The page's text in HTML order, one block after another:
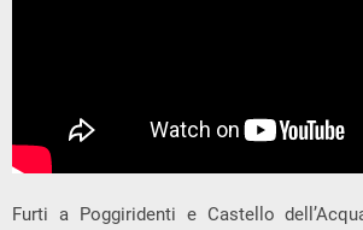
Furti a Poggiridenti e Castello